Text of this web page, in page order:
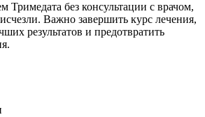
Тримедата без консультации с врачом,
Важно завершить курс лечения,
результатов и предотвратить